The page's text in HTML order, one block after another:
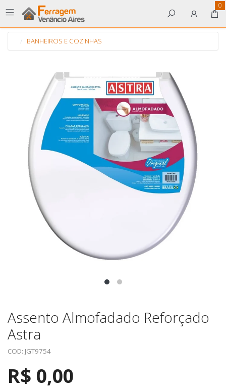
0
BANHEIROS E COZINHAS
Assento Almofadado Reforçado
Astra
COD: JGT9754
R$ 0,00